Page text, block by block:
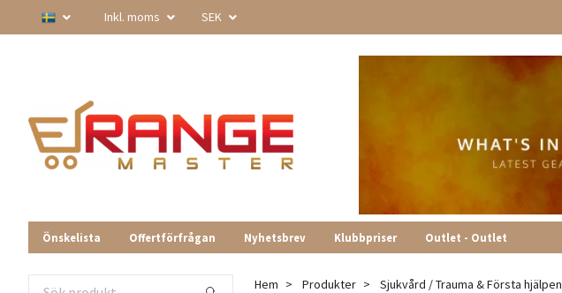
Inkl. moms SEK
Önskelista Offertförfrågan Nyhetsbrev Klubbpriser Outlet - Outlet
Hem Produkter Sjukvård / Trauma & Första hjälpen